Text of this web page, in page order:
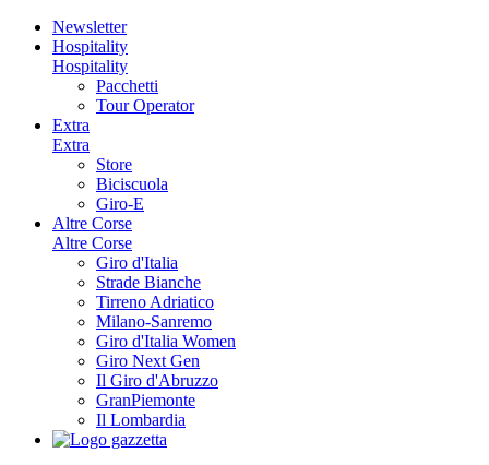
Newsletter
Hospitality
Hospitality
Pacchetti
Tour Operator
Extra
Extra
Store
Biciscuola
Giro-E
Altre Corse
Altre Corse
Giro d'Italia
Strade Bianche
Tirreno Adriatico
Milano-Sanremo
Giro d'Italia Women
Giro Next Gen
Il Giro d'Abruzzo
GranPiemonte
Il Lombardia